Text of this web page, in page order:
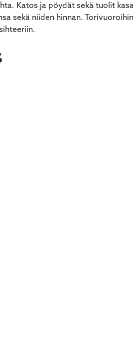
Katos ja pöydät sekä tuolit
sekä niiden hinnan.